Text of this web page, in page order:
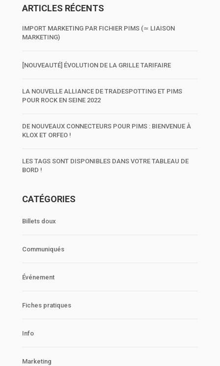
ARTICLES RÉCENTS
IMPORT MARKETING PAR FICHIER PIMS (≃ LIAISON
MARKETING)
[NOUVEAUTÉ] ÉVOLUTION DE LA GRILLE TARIFAIRE
LA NOUVELLE ALLIANCE DE TRADESPOTTING ET PIMS
POUR ROCK EN SEINE 2022
DE NOUVEAUX CONNECTEURS POUR PIMS : BIENVENUE À
KLOX ET ORFEO !
LES TAGS SONT DISPONIBLES DANS VOTRE TABLEAU DE
BORD !
CATÉGORIES
Billets doux
Communiqués
Événement
Fiches pratiques
Info
Marketing